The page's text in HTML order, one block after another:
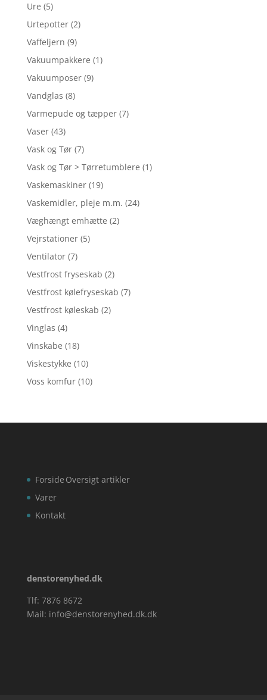
Ure (5)
Urtepotter (2)
Vaffeljern (9)
Vakuumpakkere (1)
Vakuumposer (9)
Vandglas (8)
Varmepude og tæpper (7)
Vaser (43)
Vask og Tør (7)
Vask og Tør > Tørretumblere (1)
Vaskemaskiner (19)
Vaskemidler, pleje m.m. (24)
Væghængt emhætte (2)
Vejrstationer (5)
Ventilator (7)
Vestfrost fryseskab (2)
Vestfrost kølefryseskab (7)
Vestfrost køleskab (2)
Vinglas (4)
Vinskabe (18)
Viskestykke (10)
Voss komfur (10)
Forside
Varer
Kontakt
Oversigt artikler
denstorenyhed.dk
Tlf: 7876 8672
Mail: info@denstorenyhed.dk.dk